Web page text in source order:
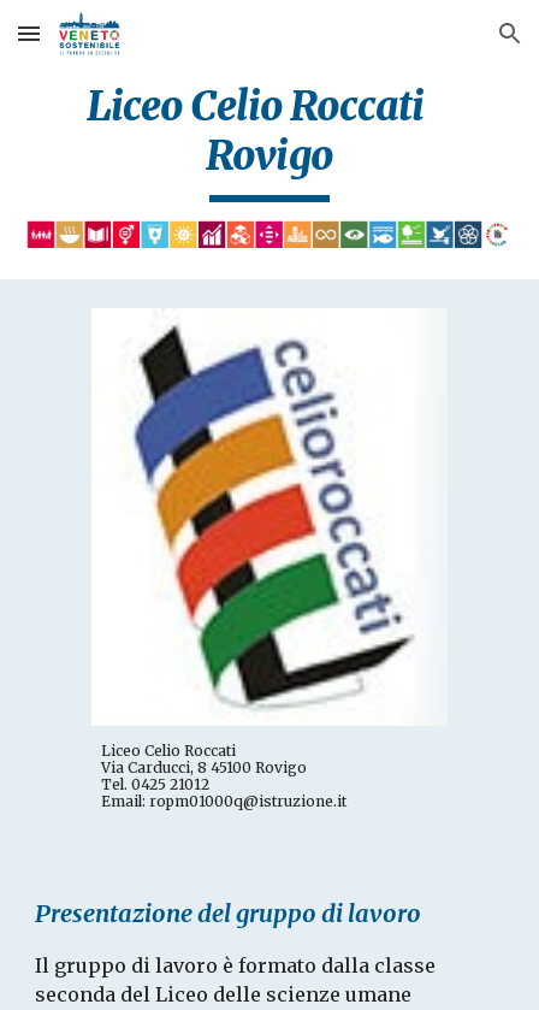
Skip to main content Skip to navigation
Liceo Celio Roccati
Rovigo
Liceo Celio Roccati
Via Carducci, 8 45100 Rovigo
Tel. 0425 21012
Email: ropm01000q@istruzione.it
Presentazione del gruppo di lavoro
Il gruppo di lavoro è formato dalla classe
seconda del Liceo delle scienze umane